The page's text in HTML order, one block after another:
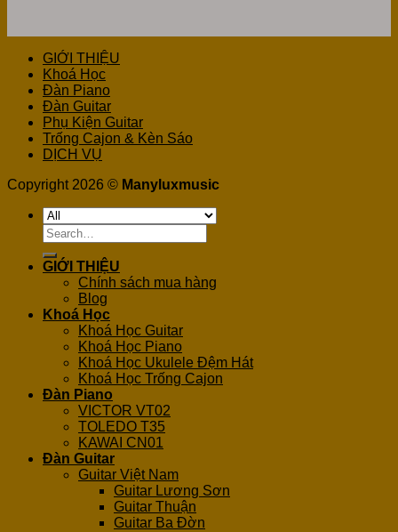
GIỚI THIỆU
Khoá Học
Đàn Piano
Đàn Guitar
Phụ Kiện Guitar
Trống Cajon & Kèn Sáo
DỊCH VỤ
Copyright 2026 © Manyluxmusic
Search
for:
GIỚI THIỆU
Chính sách mua hàng
Blog
Khoá Học
Khoá Học Guitar
Khoá Học Piano
Khoá Học Ukulele Đệm Hát
Khoá Học Trống Cajon
Đàn Piano
VICTOR VT02
TOLEDO T35
KAWAI CN01
Đàn Guitar
Guitar Việt Nam
Guitar Lương Sơn
Guitar Thuận
Guitar Ba Đờn